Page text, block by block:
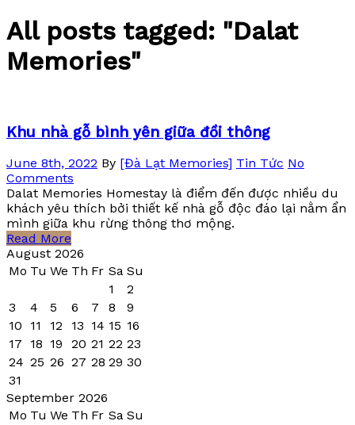
All posts tagged: "Dalat
Memories"
Khu nhà gỗ bình yên giữa đồi thông
June 8th, 2022 By [Đà Lạt Memories] Tin Tức No
Comments
Dalat Memories Homestay là điểm đến được nhiều du
khách yêu thích bởi thiết kế nhà gỗ độc đáo lại nằm ẩn
mình giữa khu rừng thông thơ mộng.
Read More
August 2026
Mo Tu We Th Fr Sa Su
1
2
3
4 5 6 7 8
9
10
11 12 13 14 15 16
17
18 19 20 21 22 23
24 25 26 27 28 29 30
31
September 2026
Mo Tu We Th Fr Sa Su